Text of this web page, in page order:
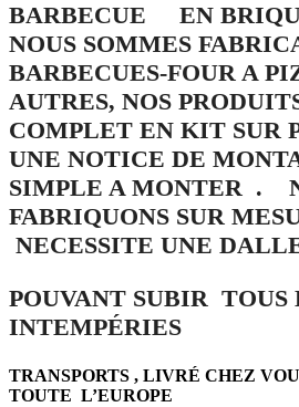
BARBECUE EN
NOUS SOMMES
BARBECUES-FOUR A
AUTRES, NOS
COMPLET EN KIT SUR
UNE NOTICE DE
SIMPLE A MONTER .
FABRIQUONS SUR
NECESSITE UNE
POUVANT SUBIR TOUS
INTEMPÉRIES
TRANSPORTS , LIVRÉ CHEZ
TOUTE L’EUROPE